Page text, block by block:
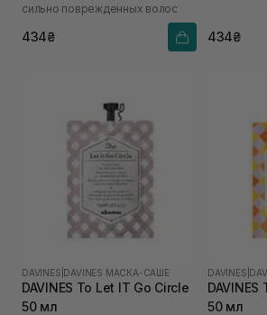
сильно поврежденных волос
434₴ 434₴
DAVINES DAVINES МАСКА-САШЕ
DAVINES To Let IT Go Circle
50 мл
DAVINES
50 мл